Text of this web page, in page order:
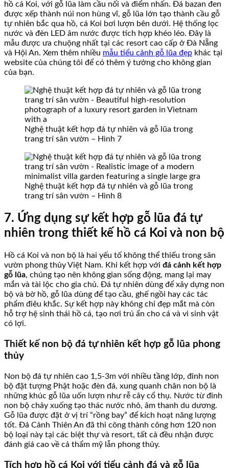
hồ cá Koi, với gỗ lũa làm cầu nối và điểm nhấn. Đá bazan đen
được xếp thành núi non hùng vĩ, gỗ lũa lớn tạo thành cầu gỗ
tự nhiên bắc qua hồ, cá Koi bơi lượn bên dưới. Hệ thống lọc
nước và đèn LED âm nước được tích hợp khéo léo. Đây là
mẫu được ưa chuộng nhất tại các resort cao cấp ở Đà Nẵng
và Hội An. Xem thêm nhiều mẫu tiểu cảnh gỗ lũa đẹp khác tại
website của chúng tôi để có thêm ý tưởng cho không gian
của bạn.
Nghệ thuật kết hợp đá tự nhiên và gỗ lũa trong
trang trí sân vườn – Hình 7
Nghệ thuật kết hợp đá tự nhiên và gỗ lũa trong
trang trí sân vườn – Hình 8
7. Ứng dụng sự kết hợp gỗ lũa đá tự
nhiên trong thiết kế hồ cá Koi và non bộ
Hồ cá Koi và non bộ là hai yếu tố không thể thiếu trong sân
vườn phong thủy Việt Nam. Khi kết hợp với đá cảnh kết hợp
gỗ lũa, chúng tạo nên không gian sống động, mang lại may
mắn và tài lộc cho gia chủ. Đá tự nhiên dùng để xây dựng non
bộ và bờ hồ, gỗ lũa dùng để tạo cầu, ghế ngồi hay các tác
phẩm điêu khắc. Sự kết hợp này không chỉ đẹp mắt mà còn
hỗ trợ hệ sinh thái hồ cá, tạo nơi trú ẩn cho cá và vi sinh vật
có lợi.
Thiết kế non bộ đá tự nhiên kết hợp gỗ lũa phong
thủy
Non bộ đá tự nhiên cao 1,5-3m với nhiều tầng lớp, đỉnh non
bộ đặt tượng Phật hoặc đèn đá, xung quanh chân non bộ là
những khúc gỗ lũa uốn lượn như rễ cây cổ thụ. Nước từ đỉnh
non bộ chảy xuống tạo thác nước nhỏ, âm thanh du dương.
Gỗ lũa được đặt ở vị trí “rồng bay” để kích hoạt năng lượng
tốt. Đá Cảnh Thiên An đã thi công thành công hơn 120 non
bộ loại này tại các biệt thự và resort, tất cả đều nhận được
đánh giá cao về cả thẩm mỹ lẫn phong thủy.
Tích hợp hồ cá Koi với tiểu cảnh đá và gỗ lũa